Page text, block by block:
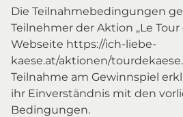
Die Teilnahmebedingungen
Teilnehmer der Aktion „Le Tour
Webseite https://ich-liebe-
kaese.at/aktionen/
Teilnahme am Gewinnspiel
ihr Einverständnis mit den
Bedingungen.